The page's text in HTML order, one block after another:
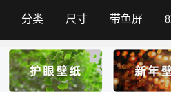
分类 尺寸 带鱼屏